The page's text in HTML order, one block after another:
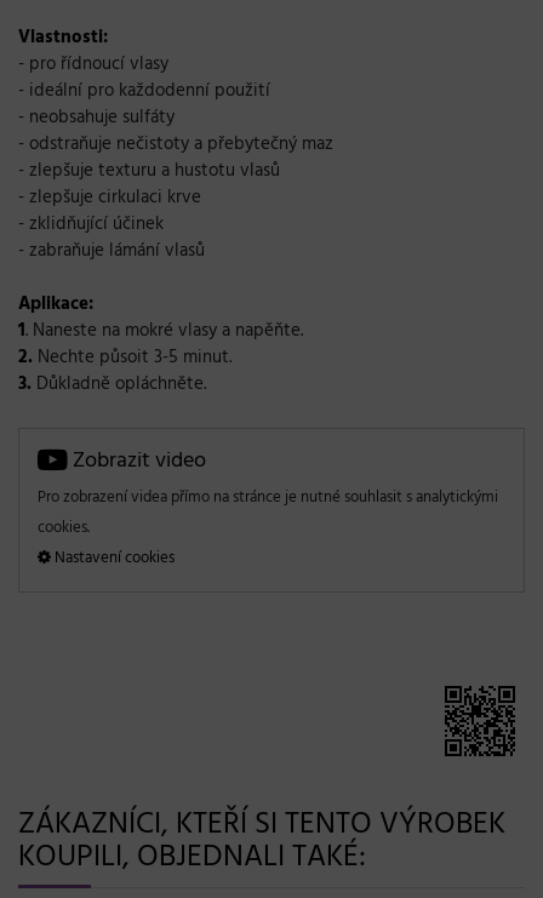
Vlastnosti:
- pro řídnoucí vlasy
- ideální pro každodenní použití
- neobsahuje sulfáty
- odstraňuje nečistoty a přebytečný maz
- zlepšuje texturu a hustotu vlasů
- zlepšuje cirkulaci krve
- zklidňující účinek
- zabraňuje lámání vlasů
Aplikace:
1. Naneste na mokré vlasy a napěňte.
2. Nechte půsoit 3-5 minut.
3. Důkladně opláchněte.
Zobrazit video
Pro zobrazení videa přímo na stránce je nutné souhlasit s analytickými
cookies.
Nastavení cookies
ZÁKAZNÍCI, KTEŘÍ SI TENTO VÝROBEK
KOUPILI, OBJEDNALI TAKÉ: